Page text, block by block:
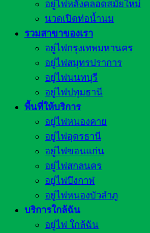
อยู่ไฟหลังคลอดสมัยใหม่
นวดเปิดท่อน้ำนม
รวมสาขาของเรา
อยู่ไฟกรุงเทพมหานคร
อยู่ไฟสมุทรปราการ
อยู่ไฟนนทบุรี
อยู่ไฟปทุมธานี
พื้นที่ให้บริการ
อยู่ไฟหนองคาย
อยู่ไฟอุดรธานี
อยู่ไฟขอนแก่น
อยู่ไฟสกลนคร
อยู่ไฟบึงกาฬ
อยู่ไฟหนองบัวลำภู
บริการใกล้ฉัน
อยู่ไฟ ใกล้ฉัน